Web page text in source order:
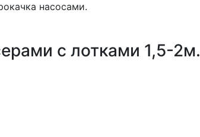
насосами.
с лотками 1,5-2м.